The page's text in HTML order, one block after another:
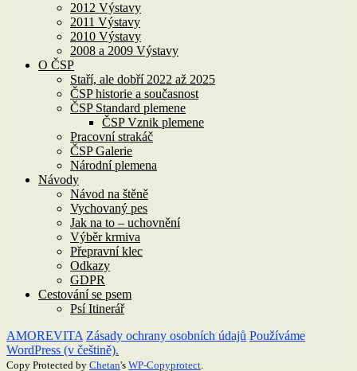
2012 Výstavy
2011 Výstavy
2010 Výstavy
2008 a 2009 Výstavy
O ČSP
Staří, ale dobří 2022 až 2025
ČSP historie a současnost
ČSP Standard plemene
ČSP Vznik plemene
Pracovní strakáč
ČSP Galerie
Národní plemena
Návody
Návod na štěně
Vychovaný pes
Jak na to – uchovnění
Výběr krmiva
Přepravní klec
Odkazy
GDPR
Cestování se psem
Psí Itinerář
AMOREVITA Zásady ochrany osobních údajů Používáme
WordPress (v češtině).
Copy Protected by Chetan's WP-Copyprotect